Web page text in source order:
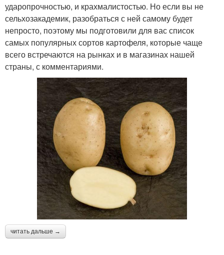
ударопрочностью, и крахмалистостью. Но если вы не
сельхозакадемик, разобраться с ней самому будет
непросто, поэтому мы подготовили для вас список
самых популярных сортов картофеля, которые чаще
всего встречаются на рынках и в магазинах нашей
страны, с комментариями.
читать дальше →